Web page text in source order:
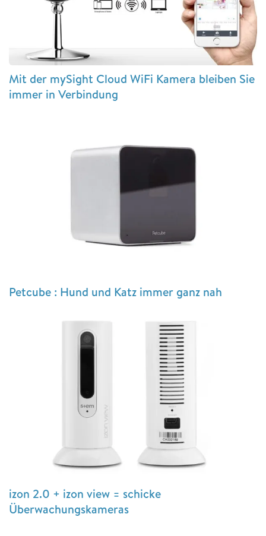
Mit der mySight Cloud WiFi Kamera bleiben Sie
immer in Verbindung
Petcube : Hund und Katz immer ganz nah
izon 2.0 + izon view = schicke
Überwachungskameras